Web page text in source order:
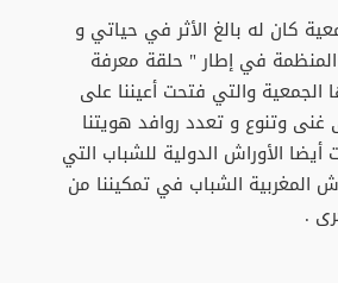
كان له بالغ الأثر في حياتي و
في إطار " حلقة معرفة
الجمعية والتي فتحت أعيننا على
وتنوع و تعدد روافد هويتنا
الأوراش الدولية للشباب التي
المغربية الشباب في تمكيننا من
.